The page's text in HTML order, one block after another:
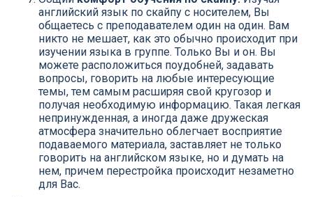
английский язык по скайпу с носителем, Вы
общаетесь с преподавателем один на один. Вам
никто не мешает, как это обычно происходит при
изучении языка в группе. Только Вы и он. Вы
можете расположиться поудобней, задавать
вопросы, говорить на любые интересующие
темы, тем самым расширяя свой кругозор и
получая необходимую информацию. Такая легкая
непринужденная, а иногда даже дружеская
атмосфера значительно облегчает восприятие
подаваемого материала, заставляет не только
говорить на английском языке, но и думать на
нем, причем перестройка происходит незаметно
для Вас.